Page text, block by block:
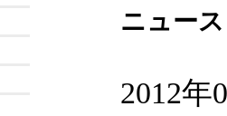
ニュース
2012年